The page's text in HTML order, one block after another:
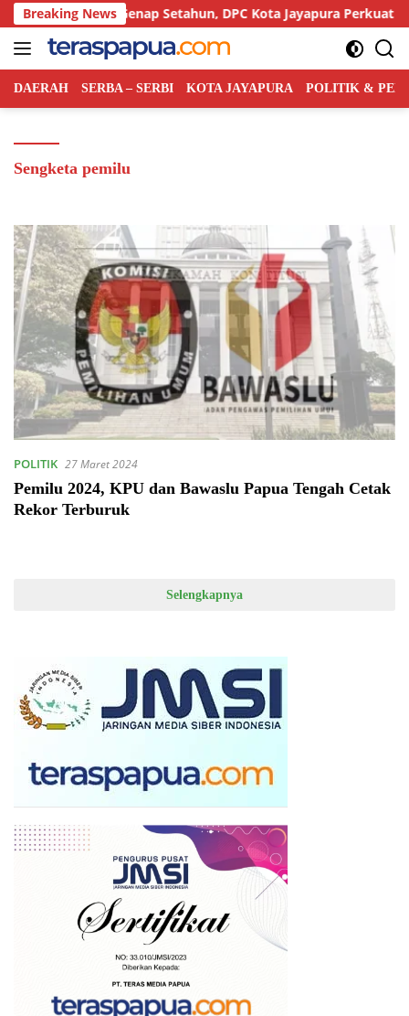
Langsung
ke
konten
Breaking News
Indonesia Genap Setahun, DPC Kota Jayapura Perkuat Basis
DAERAH SERBA – SERBI KOTA JAYAPURA POLITIK &
Sengketa pemilu
POLITIK 27 Maret 2024
Pemilu 2024, KPU dan Bawaslu Papua Tengah Cetak
Rekor Terburuk
Selengkapnya